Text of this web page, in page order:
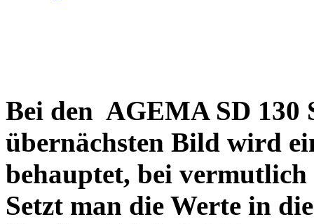
Bei den AGEMA SD 130
übernächsten Bild wird
behauptet, bei vermutlich
Setzt man die Werte in